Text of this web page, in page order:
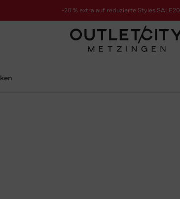
-20 % extra auf reduzierte Styles SALE20
zur Aktion